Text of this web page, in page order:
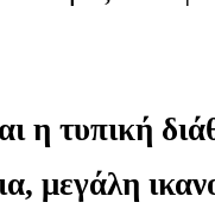
η τυπική
μεγάλη